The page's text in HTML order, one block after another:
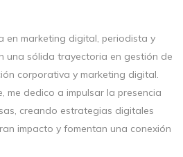
en marketing digital, periodista y
una sólida trayectoria en gestión de
corporativa y marketing digital.
me dedico a impulsar la presencia
creando estrategias digitales
impacto y fomentan una conexión